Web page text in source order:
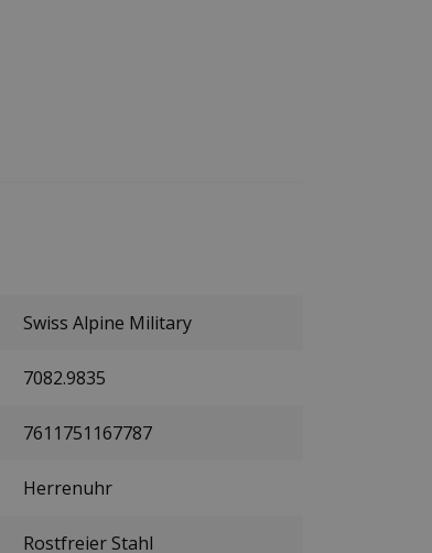
Swiss Alpine Military
7082.9835
7611751167787
Herrenuhr
Rostfreier Stahl